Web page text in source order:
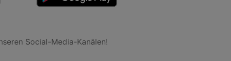
Social-Media-Kanälen!